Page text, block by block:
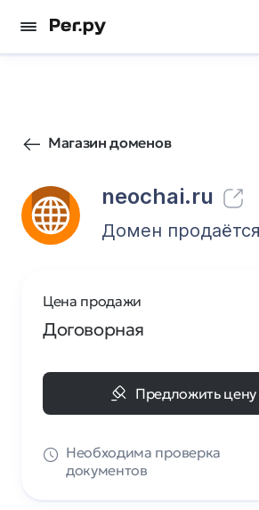
Магазин доменов
neochai.ru
Домен продаётся
Цена продажи
Договорная
Предложить цену
Необходима проверка
документов